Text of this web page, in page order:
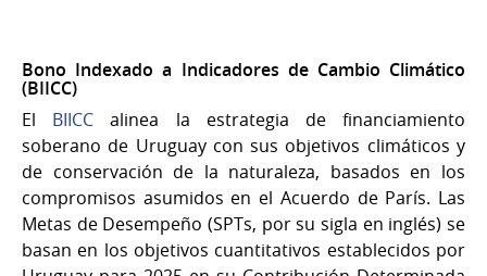
Bono Indexado a Indicadores de Cambio Climático
(BIICC)
El BIICC alinea la estrategia de financiamiento
soberano de Uruguay con sus objetivos climáticos y
de conservación de la naturaleza, basados en los
compromisos asumidos en el Acuerdo de París. Las
Metas de Desempeño (SPTs, por su sigla en inglés) se
basan en los objetivos cuantitativos establecidos por